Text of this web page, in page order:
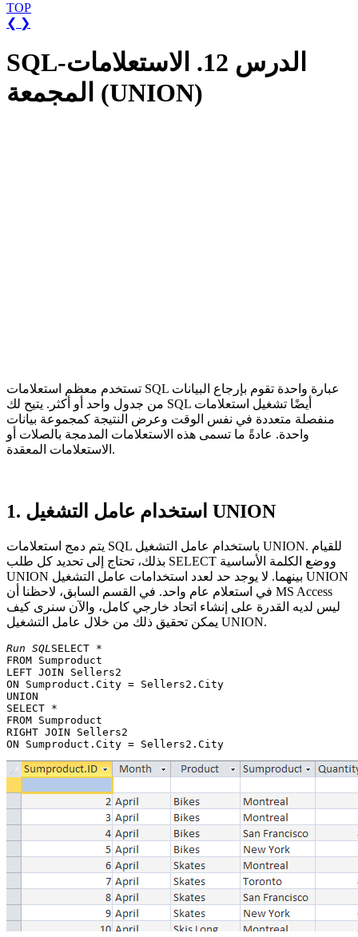
TOP
❮ ❯
SQL-الدرس 12. الاستعلامات
المجمعة (UNION)
تستخدم معظم استعلامات SQL عبارة واحدة تقوم بإرجاع البيانات
من جدول واحد أو أكثر. يتيح لك SQL أيضًا تشغيل استعلامات
منفصلة متعددة في نفس الوقت وعرض النتيجة كمجموعة بيانات
واحدة. عادةً ما تسمى هذه الاستعلامات المدمجة بالصلات أو
الاستعلامات المعقدة.
1. استخدام عامل التشغيل UNION
يتم دمج استعلامات SQL باستخدام عامل التشغيل UNION. للقيام
بذلك، تحتاج إلى تحديد كل طلب SELECT ووضع الكلمة الأساسية
UNION بينهما. لا يوجد حد لعدد استخدامات عامل التشغيل UNION
في استعلام عام واحد. في القسم السابق، لاحظنا أن MS Access
ليس لديه القدرة على إنشاء اتحاد خارجي كامل، والآن سنرى كيف
يمكن تحقيق ذلك من خلال عامل التشغيل UNION.
Run SQL SELECT *
FROM Sumproduct
LEFT JOIN Sellers2
ON Sumproduct.City = Sellers2.City
UNION
SELECT *
FROM Sumproduct
RIGHT JOIN Sellers2